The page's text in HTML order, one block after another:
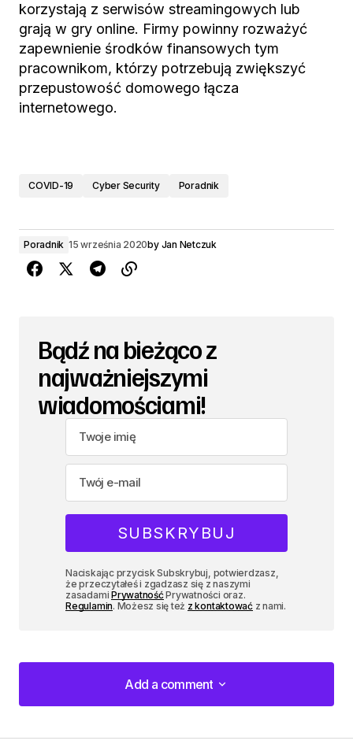
korzystają z serwisów streamingowych lub
grają w gry online. Firmy powinny rozważyć
zapewnienie środków finansowych tym
pracownikom, którzy potrzebują zwiększyć
przepustowość domowego łącza
internetowego.
COVID-19 Cyber Security Poradnik
Poradnik 15 września 2020by Jan Netczuk
Bądź na bieżąco z
najważniejszymi
wiadomościami!
Naciskając przycisk Subskrybuj, potwierdzasz,
że przeczytałeś i zgadzasz się z naszymi
zasadamiPrywatnośćPrywatności oraz.
Regulamin. Możesz się też z kontaktowaćz nami.
Add a comment
Add a comment